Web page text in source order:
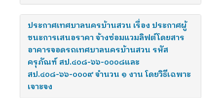
ประกาศเทศบาลนครบ้านสวน เรื่อง ประกาศผู้
ชนะการเสนอราคา จ้างซ่อมแวมลิฟต์โดยสาร
อาคารจอดรถเทศบาลนครบ้านสวน รหัส
ครุภัณฑ์ สป.๔๐๘-๖๖-๐๐๐๘และ
สป.๔๐๘-๖๖-๐๐๐๙ จำนวน ๑ งาน โดยวิธีเฉพาะ
เจาะจง